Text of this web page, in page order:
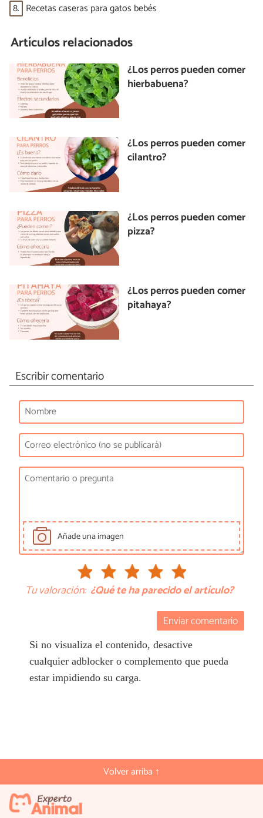
8. Recetas caseras para gatos bebés
Artículos relacionados
¿Los perros pueden comer
hierbabuena?
¿Los perros pueden comer
cilantro?
¿Los perros pueden comer
pizza?
¿Los perros pueden comer
pitahaya?
Escribir comentario
Añade una imagen
Tu valoración: ¿Qué te ha parecido el artículo?
Enviar comentario
Si no visualiza el contenido, desactive
cualquier adblocker o complemento que pueda
estar impidiendo su carga.
Volver arriba ↑